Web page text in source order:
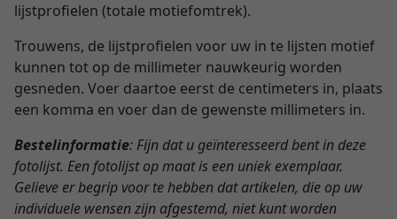
lijstprofielen (totale motiefomtrek).
Trouwens, de lijstprofielen voor uw in te lijsten motief
kunnen tot op de millimeter nauwkeurig worden
gesneden. Voer daartoe eerst de centimeters in, plaats
een komma en voer dan de gewenste millimeters in.
Bestelinformatie: Fijn dat u geïnteresseerd bent in deze
fotolijst. Een fotolijst op maat is een uniek exemplaar.
Gelieve er begrip voor te hebben dat artikelen, die op uw
individuele wensen zijn afgestemd, niet kunt worden